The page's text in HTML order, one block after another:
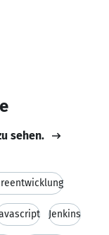
sehen.
Jenkins